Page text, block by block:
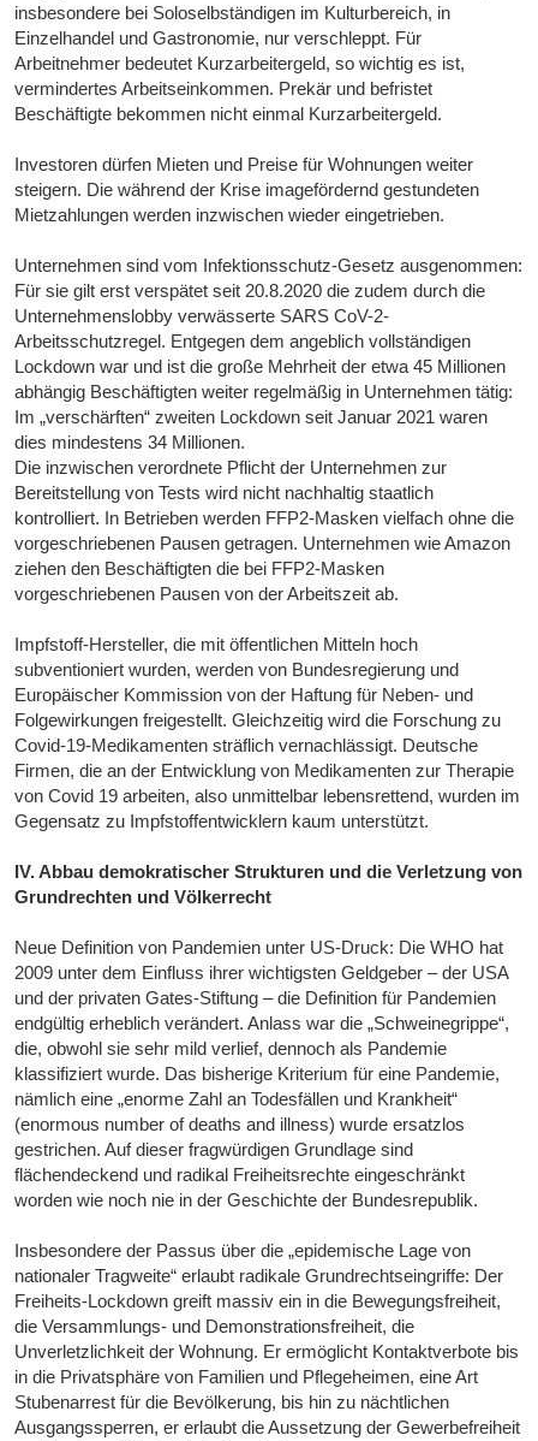
insbesondere bei Soloselbständigen im Kulturbereich, in
Einzelhandel und Gastronomie, nur verschleppt. Für
Arbeitnehmer bedeutet Kurzarbeitergeld, so wichtig es ist,
vermindertes Arbeitseinkommen. Prekär und befristet
Beschäftigte bekommen nicht einmal Kurzarbeitergeld.
Investoren dürfen Mieten und Preise für Wohnungen weiter
steigern. Die während der Krise imagefördernd gestundeten
Mietzahlungen werden inzwischen wieder eingetrieben.
Unternehmen sind vom Infektionsschutz-Gesetz ausgenommen:
Für sie gilt erst verspätet seit 20.8.2020 die zudem durch die
Unternehmenslobby verwässerte SARS CoV-2-
Arbeitsschutzregel. Entgegen dem angeblich vollständigen
Lockdown war und ist die große Mehrheit der etwa 45 Millionen
abhängig Beschäftigten weiter regelmäßig in Unternehmen tätig:
Im „verschärften“ zweiten Lockdown seit Januar 2021 waren
dies mindestens 34 Millionen.
Die inzwischen verordnete Pflicht der Unternehmen zur
Bereitstellung von Tests wird nicht nachhaltig staatlich
kontrolliert. In Betrieben werden FFP2-Masken vielfach ohne die
vorgeschriebenen Pausen getragen. Unternehmen wie Amazon
ziehen den Beschäftigten die bei FFP2-Masken
vorgeschriebenen Pausen von der Arbeitszeit ab.
Impfstoff-Hersteller, die mit öffentlichen Mitteln hoch
subventioniert wurden, werden von Bundesregierung und
Europäischer Kommission von der Haftung für Neben- und
Folgewirkungen freigestellt. Gleichzeitig wird die Forschung zu
Covid-19-Medikamenten sträflich vernachlässigt. Deutsche
Firmen, die an der Entwicklung von Medikamenten zur Therapie
von Covid 19 arbeiten, also unmittelbar lebensrettend, wurden im
Gegensatz zu Impfstoffentwicklern kaum unterstützt.
IV. Abbau demokratischer Strukturen und die Verletzung von
Grundrechten und Völkerrecht
Neue Definition von Pandemien unter US-Druck: Die WHO hat
2009 unter dem Einfluss ihrer wichtigsten Geldgeber – der USA
und der privaten Gates-Stiftung – die Definition für Pandemien
endgültig erheblich verändert. Anlass war die „Schweinegrippe“,
die, obwohl sie sehr mild verlief, dennoch als Pandemie
klassifiziert wurde. Das bisherige Kriterium für eine Pandemie,
nämlich eine „enorme Zahl an Todesfällen und Krankheit“
(enormous number of deaths and illness) wurde ersatzlos
gestrichen. Auf dieser fragwürdigen Grundlage sind
flächendeckend und radikal Freiheitsrechte eingeschränkt
worden wie noch nie in der Geschichte der Bundesrepublik.
Insbesondere der Passus über die „epidemische Lage von
nationaler Tragweite“ erlaubt radikale Grundrechtseingriffe: Der
Freiheits-Lockdown greift massiv ein in die Bewegungsfreiheit,
die Versammlungs- und Demonstrationsfreiheit, die
Unverletzlichkeit der Wohnung. Er ermöglicht Kontaktverbote bis
in die Privatsphäre von Familien und Pflegeheimen, eine Art
Stubenarrest für die Bevölkerung, bis hin zu nächtlichen
Ausgangssperren, er erlaubt die Aussetzung der Gewerbefreiheit